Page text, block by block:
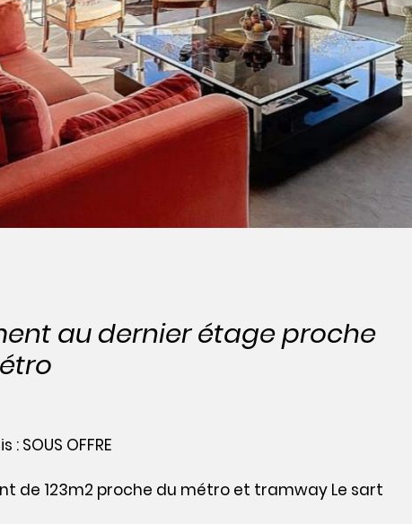
au dernier étage proche
SOUS OFFRE
de 123m2 proche du métro et tramway Le sart